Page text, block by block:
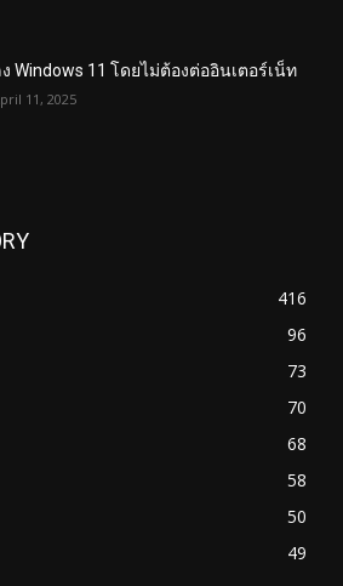
Windows 11 โดยไม่ต้องต่ออินเตอร์เน็ท
11, 2025
416
96
73
70
68
58
50
49